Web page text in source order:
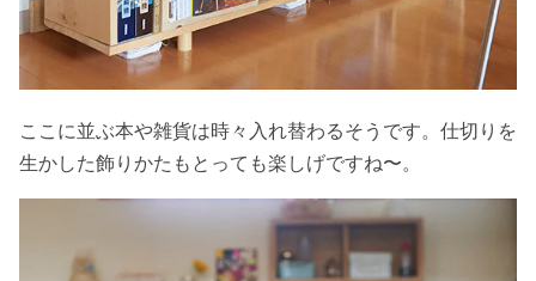
ここに並ぶ本や雑貨は時々入れ替わるそうです。仕切りを
生かした飾りかたもとっても楽しげですね〜。